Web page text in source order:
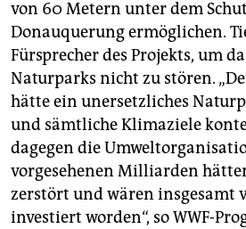
von 60 Metern unter dem
Donauquerung ermöglichen.
Fürsprecher des Projekts, um
Naturparks nicht zu stören.
hätte ein unersetzliches
und sämtliche Klimaziele
dagegen die
vorgesehenen Milliarden
zerstört und wären insgesamt
investiert worden“, so WWF-